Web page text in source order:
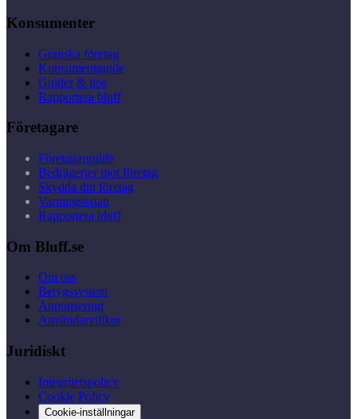
Konsumenter
Granska företag
Konsumentguide
Guider & tips
Rapportera bluff
Företagare
Företagarguide
Bedrägerier mot företag
Skydda ditt företag
Varningslistan
Rapportera bluff
Om Bluff.se
Om oss
Betygssystem
Annonsering
Användarvillkor
Juridiskt
Integritetspolicy
Cookie Policy
Cookie-inställningar